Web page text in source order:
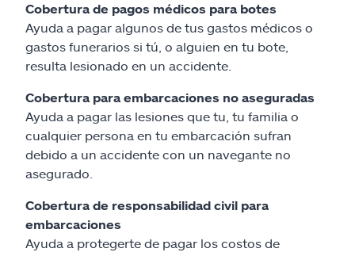
Cobertura de pagos médicos para botes
Ayuda a pagar algunos de tus gastos médicos o
gastos funerarios si tú, o alguien en tu bote,
resulta lesionado en un accidente.
Cobertura para embarcaciones no aseguradas
Ayuda a pagar las lesiones que tu, tu familia o
cualquier persona en tu embarcación sufran
debido a un accidente con un navegante no
asegurado.
Cobertura de responsabilidad civil para
embarcaciones
Ayuda a protegerte de pagar los costos de